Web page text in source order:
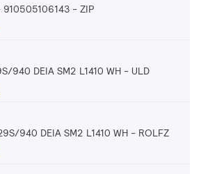
ZIP
940 DEIA SM2 L1410 WH ULD
940 DEIA SM2 L1410 WH ROLFZ